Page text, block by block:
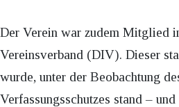
Der Verein war zudem Mitglied
Vereinsverband (DIV). Dieser
wurde, unter der Beobachtung
Verfassungsschutzes stand –